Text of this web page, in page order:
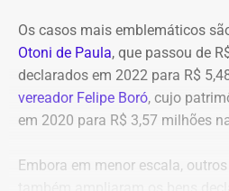
Também estão previstas
e ambientes virtuais em
operação, manutenção,
tecnologias de robótica e
e geociências.
Os casos mais emblemáticos
Otoni de Paula, que passou de
declarados em 2022 para R$
vereador Felipe Boró, cujo
em 2020 para R$ 3,57 milhões
Embora em menor escala,